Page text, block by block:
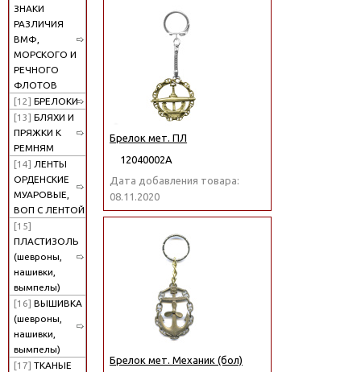
ЗНАКИ
РАЗЛИЧИЯ
ВМФ,
МОРСКОГО И
РЕЧНОГО
ФЛОТОВ
[12] БРЕЛОКИ
[13] БЛЯХИ И
ПРЯЖКИ К
РЕМНЯМ
[14] ЛЕНТЫ
ОРДЕНСКИЕ
МУАРОВЫЕ,
ВОП С ЛЕНТОЙ
[15]
ПЛАСТИЗОЛЬ
(шевроны,
нашивки,
вымпелы)
[16] ВЫШИВКА
(шевроны,
нашивки,
вымпелы)
[17] ТКАНЫЕ
Брелок мет. ПЛ
12040002А
Дата добавления товара:
08.11.2020
Брелок мет. Механик (бол)